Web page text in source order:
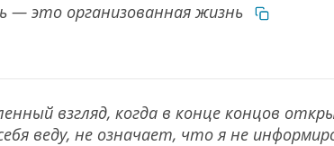
— это организованная жизнь
взгляд, когда в конце концов
веду, не означает, что я не